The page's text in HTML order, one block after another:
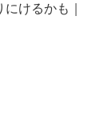
けるかも｜